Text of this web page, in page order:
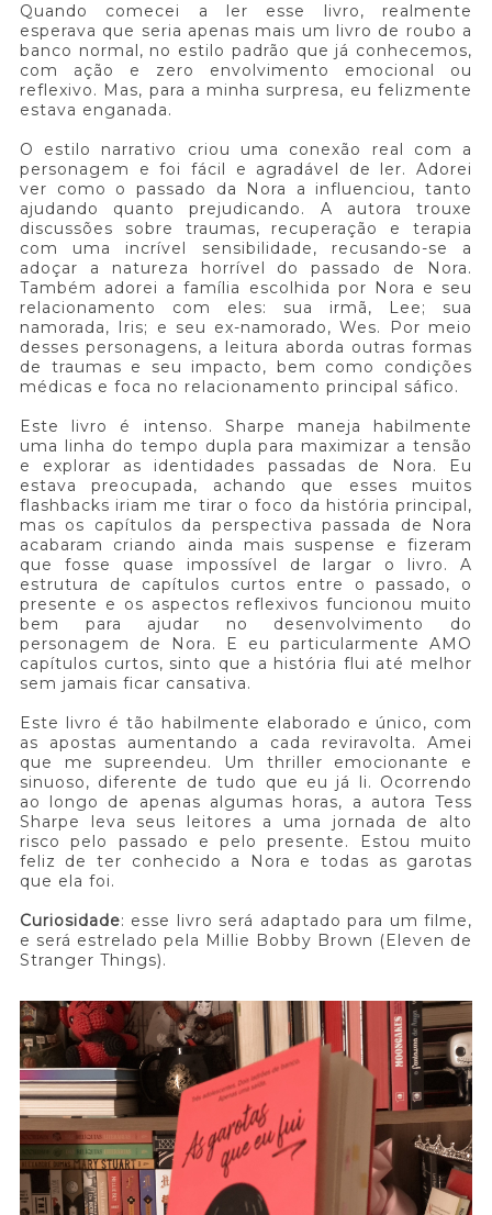
Quando comecei a ler esse livro, realmente
esperava que seria apenas mais um livro de roubo a
banco normal, no estilo padrão que já conhecemos,
com ação e zero envolvimento emocional ou
reflexivo. Mas, para a minha surpresa, eu felizmente
estava enganada.
O estilo narrativo criou uma conexão real com a
personagem e foi fácil e agradável de ler. Adorei
ver como o passado da Nora a influenciou, tanto
ajudando quanto prejudicando. A autora trouxe
discussões sobre traumas, recuperação e terapia
com uma incrível sensibilidade, recusando-se a
adoçar a natureza horrível do passado de Nora.
Também adorei a família escolhida por Nora e seu
relacionamento com eles: sua irmã, Lee; sua
namorada, Iris; e seu ex-namorado, Wes. Por meio
desses personagens, a leitura aborda outras formas
de traumas e seu impacto, bem como condições
médicas e foca no relacionamento principal sáfico.
Este livro é intenso. Sharpe maneja habilmente
uma linha do tempo dupla para maximizar a tensão
e explorar as identidades passadas de Nora. Eu
estava preocupada, achando que esses muitos
flashbacks iriam me tirar o foco da história principal,
mas os capítulos da perspectiva passada de Nora
acabaram criando ainda mais suspense e fizeram
que fosse quase impossível de largar o livro. A
estrutura de capítulos curtos entre o passado, o
presente e os aspectos reflexivos funcionou muito
bem para ajudar no desenvolvimento do
personagem de Nora. E eu particularmente AMO
capítulos curtos, sinto que a história flui até melhor
sem jamais ficar cansativa.
Este livro é tão habilmente elaborado e único, com
as apostas aumentando a cada reviravolta. Amei
que me supreendeu. Um thriller emocionante e
sinuoso, diferente de tudo que eu já li. Ocorrendo
ao longo de apenas algumas horas, a autora Tess
Sharpe leva seus leitores a uma jornada de alto
risco pelo passado e pelo presente. Estou muito
feliz de ter conhecido a Nora e todas as garotas
que ela foi.
Curiosidade: esse livro será adaptado para um filme,
e será estrelado pela Millie Bobby Brown (Eleven de
Stranger Things).